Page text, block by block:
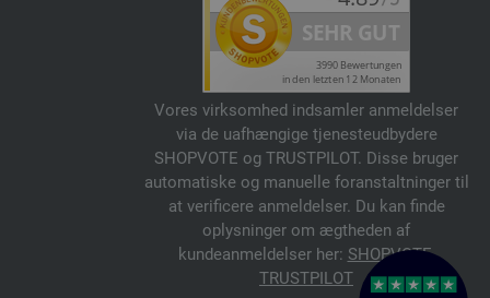
Vores virksomhed indsamler anmeldelser
via de uafhængige tjenesteudbydere
SHOPVOTE og TRUSTPILOT. Disse bruger
automatiske og manuelle foranstaltninger til
at verificere anmeldelser. Du kan finde
oplysninger om ægtheden af
kundeanmeldelser her: SHOPVOTE,
TRUSTPILOT